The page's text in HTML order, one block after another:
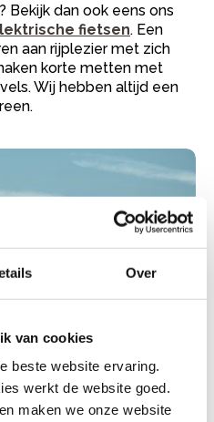
Over
van cookies
beste website ervaring.
werkt de website goed.
maken we onze website
Bekijk dan ook eens ons
fietsen. Een
aan rijplezier met zich
korte metten met
Wij hebben altijd een
Roetz